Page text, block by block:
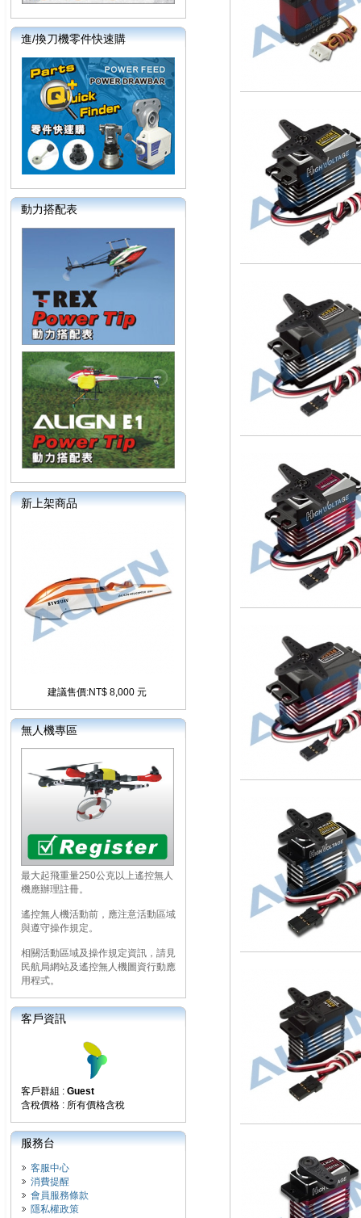
進/換刀機零件快速購
動力搭配表
新上架商品
建議售價:NT$ 8,000 元
無人機專區
最大起飛重量250公克以上遙控無人
機應辦理註冊。
遙控無人機活動前，應注意活動區域
與遵守操作規定。
相關活動區域及操作規定資訊，請見
民航局網站及遙控無人機圖資行動應
用程式。
客戶資訊
客戶群組 : Guest
含稅價格 : 所有價格含稅
服務台
客服中心
消費提醒
會員服務條款
隱私權政策